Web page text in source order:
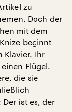
zu
Doch der
mit dem
beginnt
Klavier. Ihr
Flügel.
die sie
Der ist es, der